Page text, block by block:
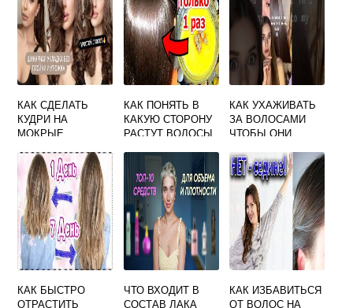
КАК СДЕЛАТЬ
КУДРИ НА
МОКРЫЕ
КАК ПОНЯТЬ В
КАКУЮ СТОРОНУ
РАСТУТ ВОЛОСЫ
КАК УХАЖИВАТЬ
ЗА ВОЛОСАМИ
ЧТОБЫ ОНИ
ЗДОРОВЫМИ И
КРАСИВЫМИ
ОКРУЖАЮЩИЙ
МИР 3 КЛАСС
КАК БЫСТРО
ОТРАСТИТЬ
ЧТО ВХОДИТ В
СОСТАВ ЛАКА
КАК ИЗБАВИТЬСЯ
ОТ ВОЛОС НА